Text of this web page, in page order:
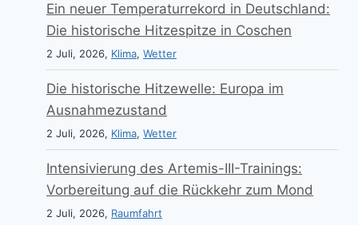
Ein neuer Temperaturrekord in Deutschland:
Die historische Hitzespitze in Coschen
2 Juli, 2026, Klima, Wetter
Die historische Hitzewelle: Europa im
Ausnahmezustand
2 Juli, 2026, Klima, Wetter
Intensivierung des Artemis-III-Trainings:
Vorbereitung auf die Rückkehr zum Mond
2 Juli, 2026, Raumfahrt